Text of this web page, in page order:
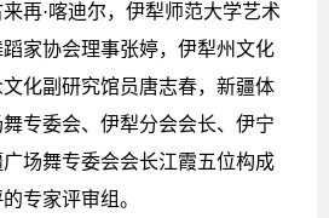
再·喀迪尔，伊犁师范大学艺术
家协会理事张婷，伊犁州文化
化副研究馆员唐志春，新疆体
专委会、伊犁分会会长、伊宁
场舞专委会会长江霞五位构成
专家评审组。